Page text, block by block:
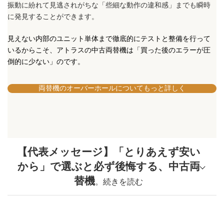
振動に紛れて見逃されがちな「些細な動作の違和感」までも瞬時
に発見することができます。
見えない内部のユニット単体まで徹底的にテストと整備を行って
いるからこそ、アトラスの中古両替機は「買った後のエラーが圧
倒的に少ない」のです。
両替機のオーバーホールについてもっと詳しく
【代表メッセージ】「とりあえず安い
から」で選ぶと必ず後悔する、中古両
替機。続きを読む